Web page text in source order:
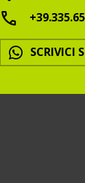
SCRIVICI